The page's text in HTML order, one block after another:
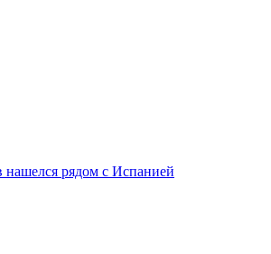
нашелся рядом с Испанией